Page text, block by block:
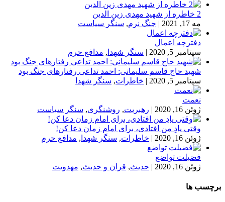
2 خاطره از شهید مهدی زین الدین
مه 17, 2021
| جنگ نرم, سنگر سیاست
دفترچه اعمال
سپتامبر 5, 2020
| سنگر شهدا , مدافع حرم
شهید حاج قاسم سلیمانی: احمد تداعی رفتارهای جنگ بود
سپتامبر 5, 2020
| خاطرات, سنگر شهدا
نعمت
ژوئن 16, 2020
| رهبریت, روشنگری, سنگر سیاست
وقتی یادِ من افتادی، برای امام زمان دعا کن!
ژوئن 16, 2020
| خاطرات, سنگر شهدا , مدافع حرم
فضیلت تواضع
ژوئن 16, 2020
| حدیث, قران و حدیث, مهدویت
برچسب ها